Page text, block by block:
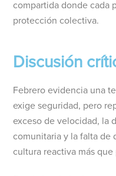
compartida donde cada
protección colectiva.
Discusión
Febrero evidencia una
exige seguridad, pero
exceso de velocidad, la
comunitaria y la falta de
cultura reactiva más que